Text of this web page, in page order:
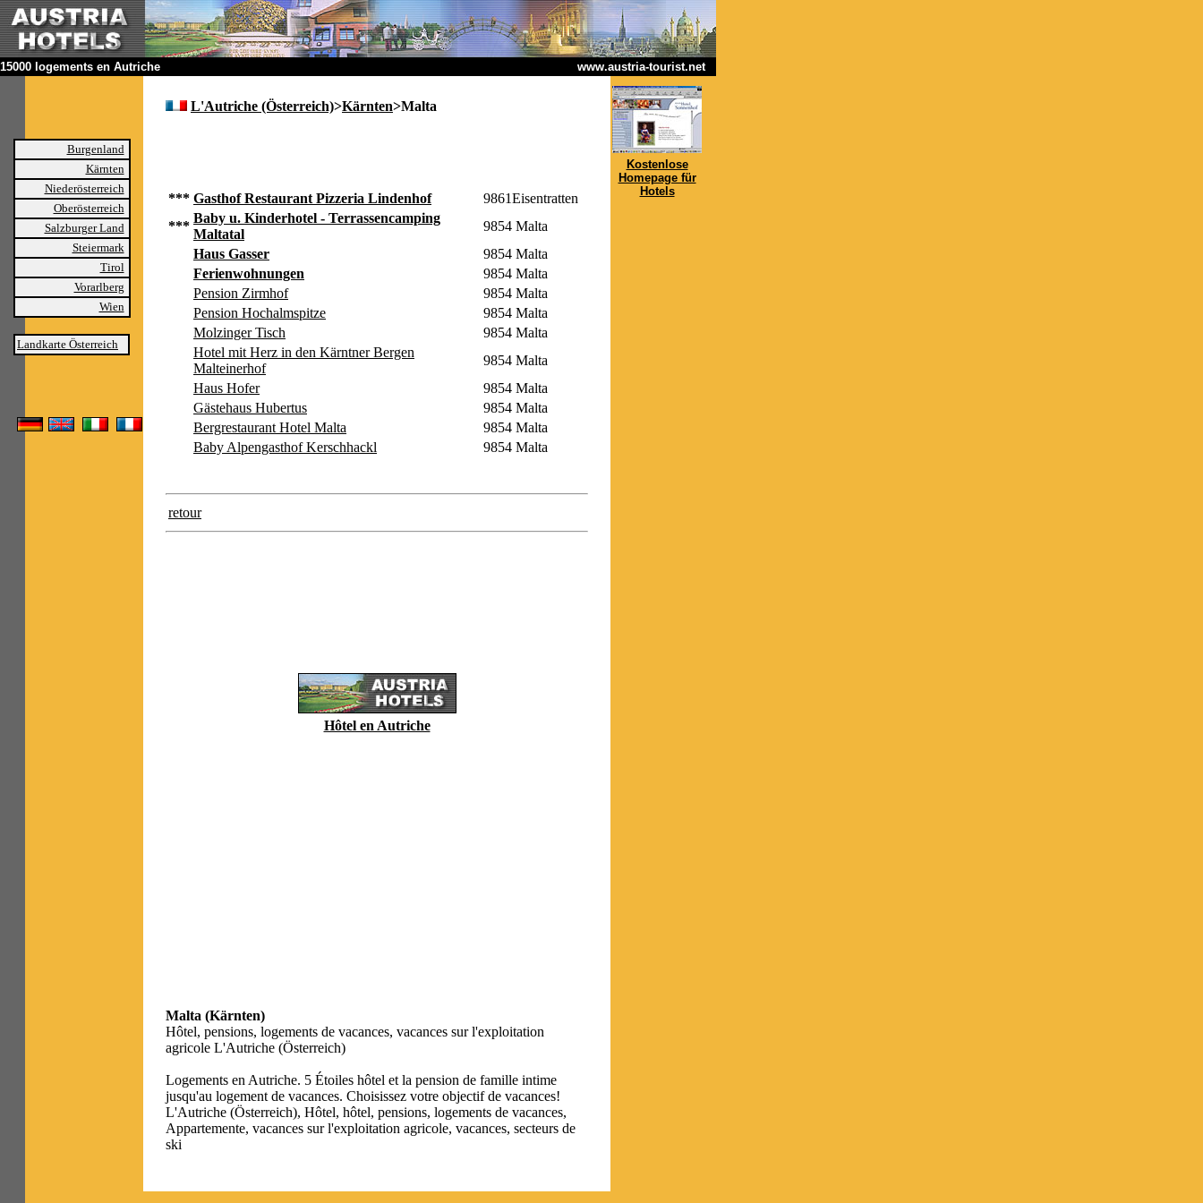
15000 logements en Autriche www.austria-tourist.net
Burgenland
Kärnten
Niederösterreich
Oberösterreich
Salzburger Land
Steiermark
Tirol
Vorarlberg
Wien
Landkarte Österreich
L'Autriche (Österreich)>Kärnten>Malta
*** Gasthof Restaurant Pizzeria Lindenhof
9861Eisentratten
***
Baby u. Kinderhotel - Terrassencamping
Maltatal
9854 Malta
Haus Gasser
9854 Malta
Ferienwohnungen
9854 Malta
Pension Zirmhof
9854 Malta
Pension Hochalmspitze
9854 Malta
Molzinger Tisch
9854 Malta
Hotel mit Herz in den Kärntner Bergen
Malteinerhof
9854 Malta
Haus Hofer
9854 Malta
Gästehaus Hubertus
9854 Malta
Bergrestaurant Hotel Malta
9854 Malta
Baby Alpengasthof Kerschhackl
9854 Malta
retour
Hôtel en Autriche
Malta (Kärnten)
Hôtel, pensions, logements de vacances, vacances sur l'exploitation
agricole L'Autriche (Österreich)
Logements en Autriche. 5 Étoiles hôtel et la pension de famille intime
jusqu'au logement de vacances. Choisissez votre objectif de vacances!
L'Autriche (Österreich), Hôtel, hôtel, pensions, logements de vacances,
Appartemente, vacances sur l'exploitation agricole, vacances, secteurs de
ski
Kostenlose
Homepage für
Hotels